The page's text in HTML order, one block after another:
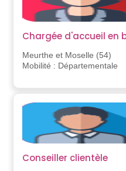
Chargée d'accueil en
Meurthe et Moselle (54)
Mobilité : Départementale
Conseiller clientèle